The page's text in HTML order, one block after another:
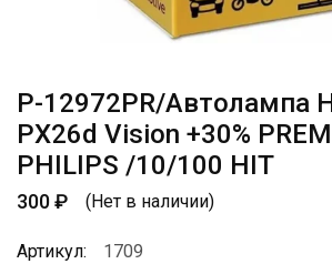
P-12972PR/Автолампа
PX26d Vision +30%
PHILIPS /10/100 HIT
300₽ (Нет в наличии)
Артикул:
1709